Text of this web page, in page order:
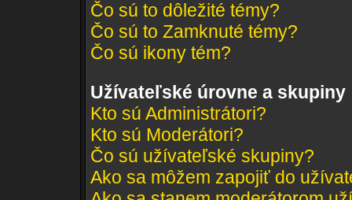
Čo sú to dôležité témy?
Čo sú to Zamknuté témy?
Čo sú ikony tém?
Užívateľské úrovne a skupiny
Kto sú Administrátori?
Kto sú Moderátori?
Čo sú užívateľské skupiny?
Ako sa môžem zapojiť do